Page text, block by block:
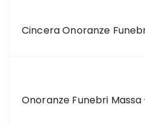
Cincera Onoranze
Onoranze Funebri